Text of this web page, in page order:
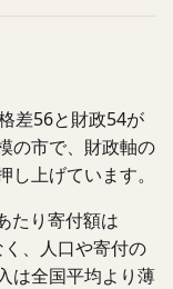
差56と財政54が
の市で、財政軸の
上げています。
たり寄付額は
、人口や寄付の
は全国平均より薄